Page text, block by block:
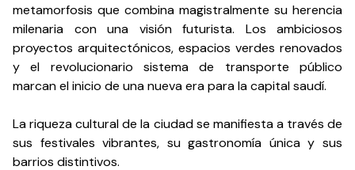
metamorfosis que combina magistralmente su herencia
milenaria con una visión futurista. Los ambiciosos
proyectos arquitectónicos, espacios verdes renovados
y el revolucionario sistema de transporte público
marcan el inicio de una nueva era para la capital saudí.
La riqueza cultural de la ciudad se manifiesta a través de
sus festivales vibrantes, su gastronomía única y sus
barrios distintivos.